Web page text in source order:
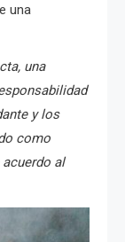
una
una
y los
como
al